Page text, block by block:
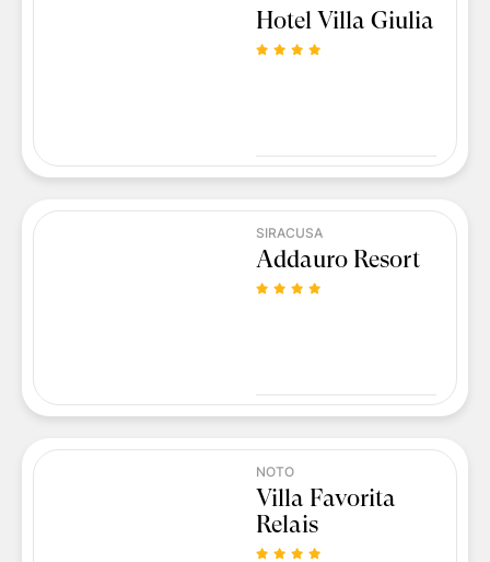
Hotel Villa Giulia
SIRACUSA
Addauro Resort
NOTO
Villa Favorita
Relais